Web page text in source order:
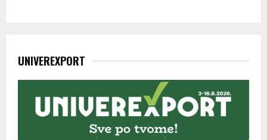
UNIVEREXPORT